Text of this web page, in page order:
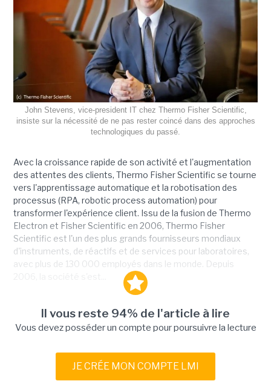
John Stevens, vice-president IT chez Thermo Fisher Scientific,
insiste sur la nécessité de ne pas rester coincé dans des approches
technologiques du passé.
Avec la croissance rapide de son activité et l'augmentation
des attentes des clients, Thermo Fisher Scientific se tourne
vers l'apprentissage automatique et la robotisation des
processus (RPA, robotic process automation) pour
transformer l'expérience client. Issu de la fusion de Thermo
Electron et Fisher Scientific en 2006, Thermo Fisher
Scientific est l'un des plus grands fournisseurs mondiaux
d'instruments, de réactifs et de services pour laboratoires,
avec plus de 130 000 employés dans le monde. Depuis
Il vous reste 94% de l'article à lire
Vous devez posséder un compte pour poursuivre la lecture
JE CRÉE MON COMPTE LMI